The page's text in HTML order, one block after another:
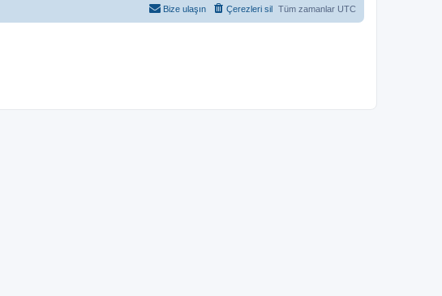
Tüm zamanlar UTC
Çerezleri sil
Bize ulaşın